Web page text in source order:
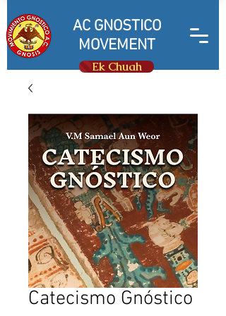
AC GNOSTICO
MOVEMENT
Ek Chuah
Catecismo Gnóstico